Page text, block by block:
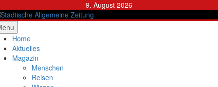
to
content
9. August 2026
Allgemeine Zeitung
Home
Aktuelles
Magazin
Menschen
Reisen